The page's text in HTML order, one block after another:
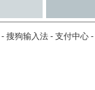
- 搜狗输入法 - 支付中心 -